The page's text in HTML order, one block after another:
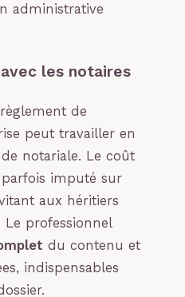
administrative
les notaires
de
peut travailler en
notariale. Le coût
imputé sur
aux héritiers
Le professionnel
du contenu et
indispensables